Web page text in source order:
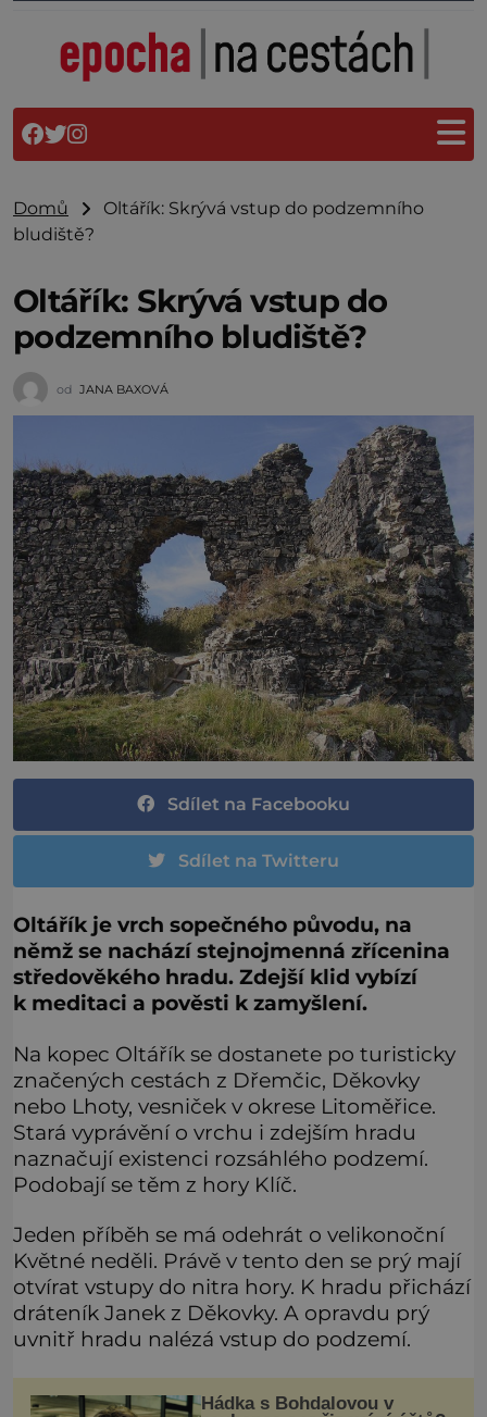
Domů
Oltářík: Skrývá vstup do podzemního
bludiště?
Oltářík: Skrývá vstup do
podzemního bludiště?
od JANA BAXOVÁ
Sdílet na Facebooku
Sdílet na Twitteru
Oltářík je vrch sopečného původu, na
němž se nachází stejnojmenná zřícenina
středověkého hradu. Zdejší klid vybízí
k meditaci a pověsti k zamyšlení.
Na kopec Oltářík se dostanete po turisticky
značených cestách z Dřemčic, Děkovky
nebo Lhoty, vesniček v okrese Litoměřice.
Stará vyprávění o vrchu i zdejším hradu
naznačují existenci rozsáhlého podzemí.
Podobají se těm z hory Klíč.
Jeden příběh se má odehrát o velikonoční
Květné neděli. Právě v tento den se prý mají
otvírat vstupy do nitra hory. K hradu přichází
dráteník Janek z Děkovky. A opravdu prý
uvnitř hradu nalézá vstup do podzemí.
Hádka s Bohdalovou v